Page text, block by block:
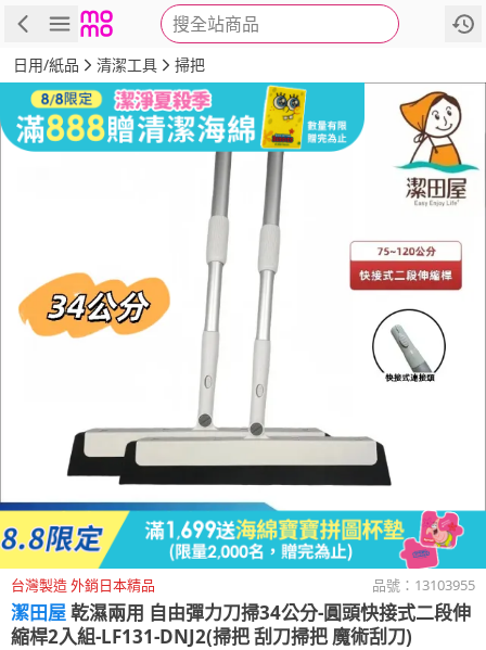
搜全站商品
商品 評價 詳情
日用/紙品 清潔工具 掃把
台灣製造 外銷日本精品 品號： 13103955
潔田屋乾濕兩用 自由彈力刀掃34公分-圓頭快接式二段伸
縮桿2入組-LF131-DNJ2(掃把 刮刀掃把 魔術刮刀)